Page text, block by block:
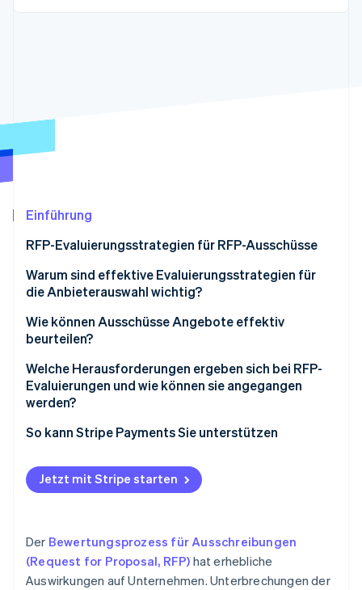
Ecosystem
Einführung
RFP-Evaluierungsstrategien für RFP-Ausschüsse
1. Mit einer unabhängigen Bewertung beginnen
2. Eindeutige Kriterien und kalibrierte
Bewertungsmethoden verwenden
begrenzen
4. Finanzielle von technischer Überprüfung trennen
5. Für Vielfalt im Ausschuss sorgen und
abweichende Meinungen fördern
6. Diskussionen basierend auf Beweisen führen
Warum sind effektive Evaluierungsstrategien für
die Anbieterauswahl wichtig?
Wie können Ausschüsse Angebote effektiv
beurteilen?
Welche Herausforderungen ergeben sich bei RFP-
Evaluierungen und wie können sie angegangen
werden?
So kann Stripe Payments Sie unterstützen
Jetzt mit Stripe starten
Der Bewertungsprozess für Ausschreibungen
(Request for Proposal, RFP) hat erhebliche
Auswirkungen auf Unternehmen. Unterbrechungen der